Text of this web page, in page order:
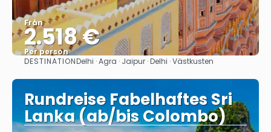
Från
2.518 €
Per person
Se
DESTINATIONDelhi · Agra · Jaipur · Delhi · Västkusten
Rundreise Fabelhaftes Sri
Lanka (ab/bis Colombo)